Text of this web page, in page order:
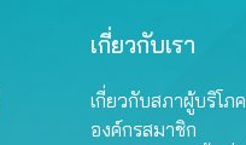
เกี่ยวกับเรา
เกี่ยวกับสภาผู้บริโภค
องค์กรสมาชิก